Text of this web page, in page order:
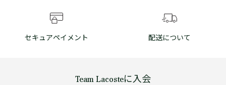
セキュアペイメント 配送について
Team Lacosteに入会